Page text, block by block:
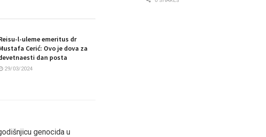
l-uleme emeritus dr
Cerić: Ovo je dova za
dan posta
29/03/2024
genocida u